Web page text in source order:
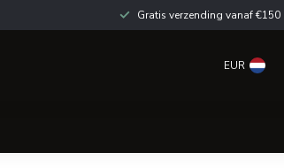
Gratis verzending vanaf €150
EUR